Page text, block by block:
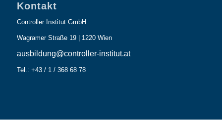
Kontakt
Controller Institut GmbH
Wagramer Straße 19 | 1220 Wien
ausbildung@controller-institut.at
Tel.: +43 / 1 / 368 68 78